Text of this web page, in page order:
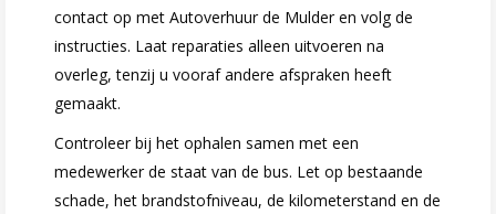
contact op met Autoverhuur de Mulder en volg de
instructies. Laat reparaties alleen uitvoeren na
overleg, tenzij u vooraf andere afspraken heeft
gemaakt.
Controleer bij het ophalen samen met een
medewerker de staat van de bus. Let op bestaande
schade, het brandstofniveau, de kilometerstand en de